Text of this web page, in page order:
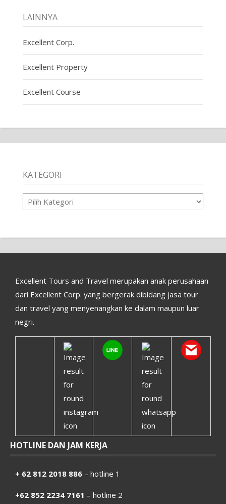
LAINNYA
Excellent Corp.
Excellent Property
Excellent Course
KATEGORI
Kategori
Excellent Tours and Travel merupakan anak perusahaan
dari Excellent Corp. yang bergerak dibidang jasa tour
dan travel yang menyenangkan ke dalam maupun luar
negri.
HOTLINE DAN JAM KERJA
+ 62 812 2018 886 – hotline 1
+62 852 2234 7161 – hotline 2